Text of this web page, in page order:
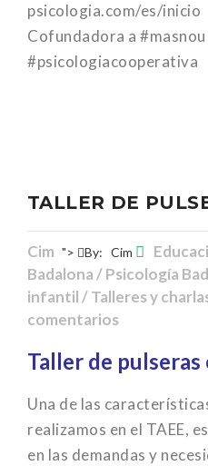
psicologia.com/es/inicio
Cofundadora a
#psicologiacooperativa
TALLER DE
Cim "> By: Cim
Badalona / Psicología
infantil / Talleres y
comentarios
Taller de pulseras
Una de las
realizamos en el TAEE,
en las demandas y